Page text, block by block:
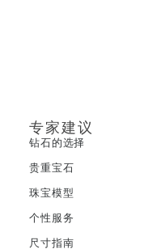
专家建议
钻石的选择
贵重宝石
珠宝模型
个性服务
尺寸指南